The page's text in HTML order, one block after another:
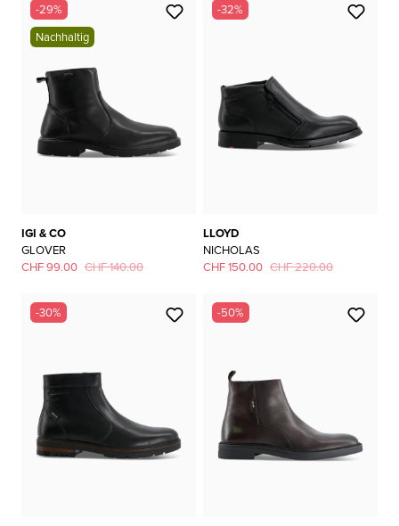
-29%
Nachhaltig
GLOVER
IGI & CO
CHF 99.00 CHF 140.00
-32%
NICHOLAS
LLOYD
CHF 150.00 CHF 220.00
-30% -50%